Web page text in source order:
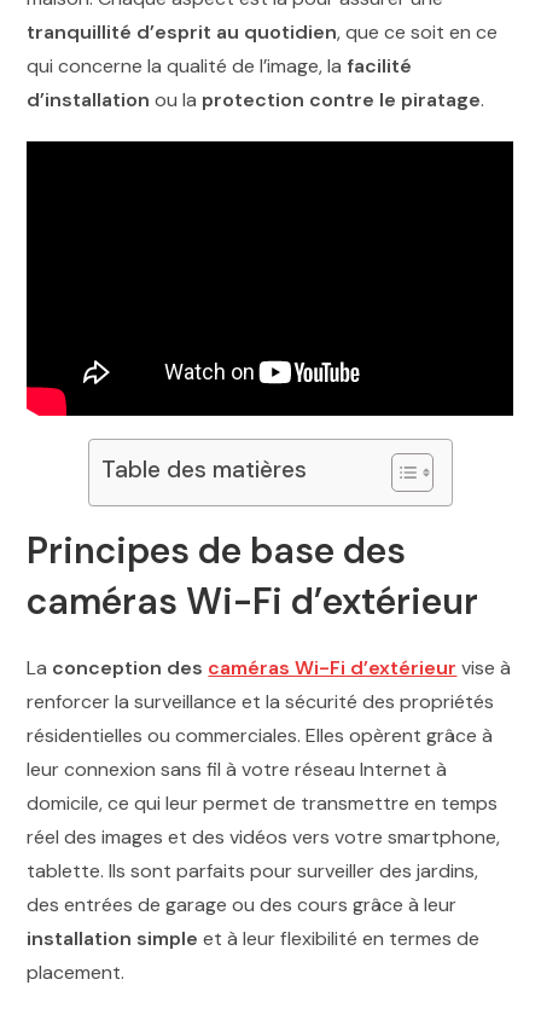
tranquillité d’esprit au quotidien, que ce soit en ce
qui concerne la qualité de l’image, lafacilité
d’installation ou la protection contre le piratage.
Table des matières
Principes de base des
caméras Wi-Fi d’extérieur
La conception des caméras Wi-Fi d’extérieur vise à
renforcer la surveillance et la sécurité des propriétés
résidentielles ou commerciales. Elles opèrent grâce à
leur connexion sans fil à votre réseau Internet à
domicile, ce qui leur permet de transmettre en temps
réel des images et des vidéos vers votre smartphone,
tablette. Ils sont parfaits pour surveiller des jardins,
des entrées de garage ou des cours grâce à leur
installation simple et à leur flexibilité en termes de
placement.